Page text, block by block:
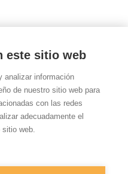
cookies
este sitio web
analizar información
de nuestro sitio web para
con las redes
adecuadamente el
sitio web.